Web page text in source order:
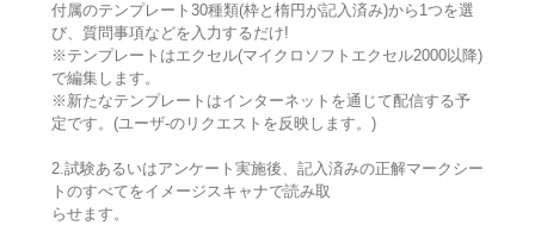
付属のテンプレート30種類(枠と楕円が記入済み)から1つを選
び、質問事項などを入力するだけ!
※テンプレートはエクセル(マイクロソフトエクセル2000以降)
で編集します。
※新たなテンプレートはインターネットを通じて配信する予
定です。(ユーザ-のリクエストを反映します。)
2.試験あるいはアンケート実施後、記入済みの正解マークシー
トのすべてをイメージスキャナで読み取
らせます。